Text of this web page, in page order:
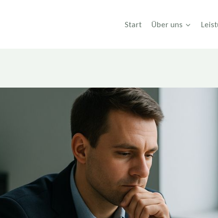
Start Über uns